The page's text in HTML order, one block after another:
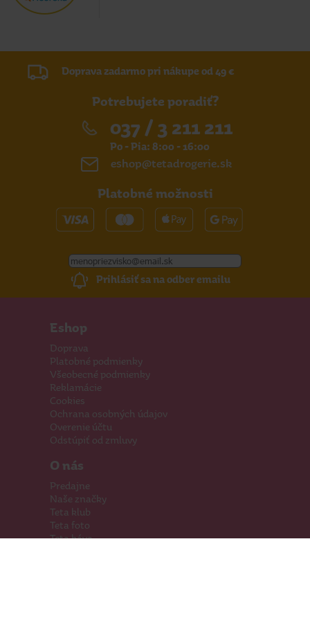
Doprava zadarmo pri nákupe od 49 €
Potrebujete poradiť?
037 / 3 211 211
Po - Pia: 8:00 - 16:00
eshop@tetadrogerie.sk
Platobné možnosti
Prihlásiť sa na odber emailu
Eshop
Doprava
Platobné podmienky
Všeobecné podmienky
Reklamácie
Cookies
Ochrana osobných údajov
Overenie účtu
Odstúpiť od zmluvy
O nás
Predajne
Naše značky
Teta klub
Teta foto
Teta káva